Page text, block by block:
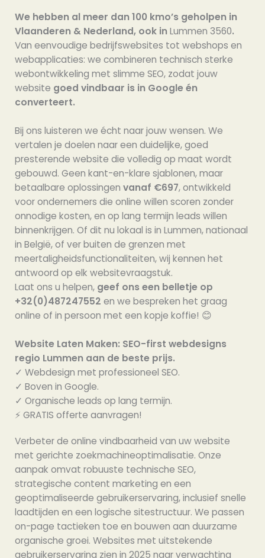
We hebben al meer dan 100 kmo’s geholpen in
Vlaanderen & Nederland, ook inLummen 3560.
Van eenvoudige bedrijfswebsites tot webshops en
webapplicaties: we combineren technisch sterke
webontwikkeling met slimme SEO, zodat jouw
website goed vindbaar is in Google én
converteert.
Bij ons luisteren we écht naar jouw wensen. We
vertalen je doelen naar een duidelijke, goed
presterende website die volledig op maat wordt
gebouwd. Geen kant-en-klare sjablonen, maar
betaalbare oplossingen vanaf €697, ontwikkeld
voor ondernemers die online willen scoren zonder
onnodige kosten, en op lang termijn leads willen
binnenkrijgen. Of dit nu lokaal is in Lummen, nationaal
in België, of ver buiten de grenzen met
meertaligheidsfunctionaliteiten, wij kennen het
antwoord op elk websitevraagstuk.
Laat ons u helpen, geef ons een belletje op
+32(0)487247552 en we bespreken het graag
online of in persoon met een kopje koffie! 😊
Website Laten Maken: SEO-first webdesigns
regio Lummen aan de beste prijs.
✓ Webdesign met professioneel SEO.
✓ Boven in Google.
✓ Organische leads op lang termijn.
⚡️ GRATIS offerte aanvragen!
Verbeter de online vindbaarheid van uw website
met gerichte zoekmachineoptimalisatie. Onze
aanpak omvat robuuste technische SEO,
strategische content marketing en een
geoptimaliseerde gebruikerservaring, inclusief snelle
laadtijden en een logische sitestructuur. We passen
on-page tactieken toe en bouwen aan duurzame
organische groei. Websites met uitstekende
gebruikerservaring zien in 2025 naar verwachting